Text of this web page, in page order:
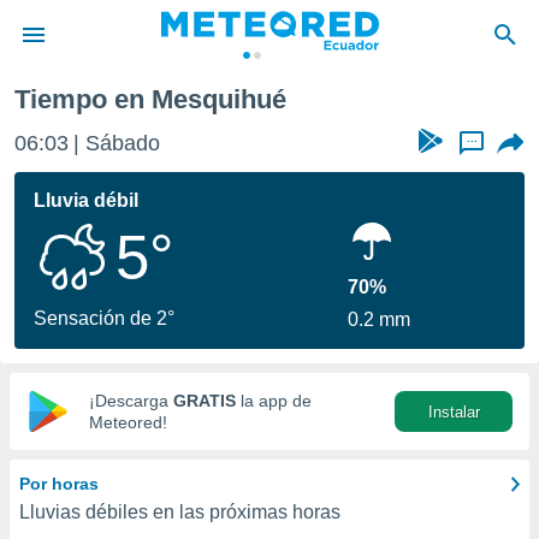
de
ha
para
que se
calidad.
a este
las
y
digital
basada
Tiempo en Mesquihué
06:03 Sábado ...
Lluvia débil
5°
Sensación de 2°
70%
0.2 mm
¡Descarga GRATIS la app de
Meteored!
Instalar
Por horas
Lluvias débiles en las próximas horas